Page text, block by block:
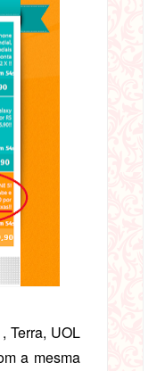
Terra, UOL
a mesma